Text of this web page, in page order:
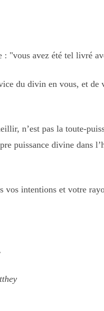
: "vous avez été tel livré
du divin en vous, et de
n’est pas la toute-
puissance divine dans
vos intentions et votre